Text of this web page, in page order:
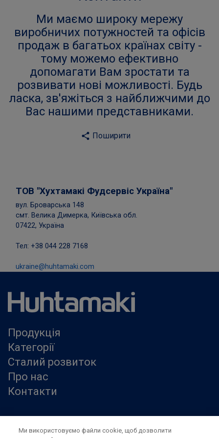
Ми маємо широку мережу
виробничих потужностей та офісів
продаж в багатьох країнах світу -
тому можемо ефективно
допомагати Вам зростати та
розвивати нові можливості. Будь
ласка, зв'яжіться з найближчими до
Вас нашими представниками.
share Поширити
ТОВ "Хухтамакі Фудсервіс Україна"
вул. Броварська 148
смт. Велика Димерка, Київська обл.
07422, Україна
Тел: +38 044 228 7168
ukraine@huhtamaki.com
Продукція
Категорії
Сталий розвиток
Про нас
Контакти
Modern slavery statement
Ми використовуємо файли cookie, щоб дозволити